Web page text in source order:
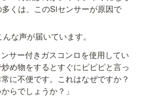
くは、このSiセンサーが原因で
な声が届いています。
ンサー付きガスコンロを使用してい
め物をするとすぐにピピピと言っ
に不便です。これはなぜですか？
らでしょうか？」